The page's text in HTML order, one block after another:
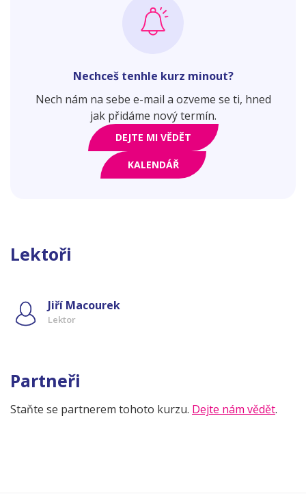
Nechceš tenhle kurz minout?
Nech nám na sebe e-mail a ozveme se ti, hned
jak přidáme nový termín.
DEJTE MI VĚDĚT
KALENDÁŘ
Lektoři
Jiří Macourek
Lektor
Partneři
Staňte se partnerem tohoto kurzu. Dejte nám vědět.